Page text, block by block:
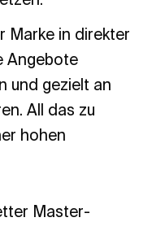
Marke in direkter
Angebote
und gezielt an
All das zu
hohen
Master-